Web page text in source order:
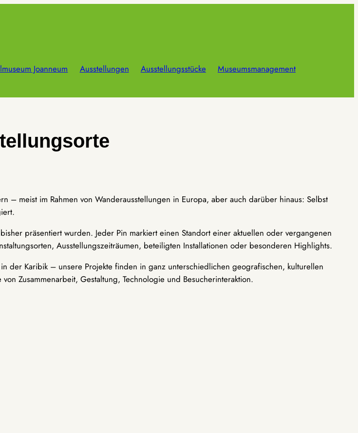
Joanneum Ausstellungen Ausstellungsstücke
Museumsmanagement
– meist im Rahmen von Wanderausstellungen in Europa, aber auch darüber hinaus: Selbst
präsentiert wurden. Jeder Pin markiert einen Standort einer aktuellen oder vergangenen
Ausstellungszeiträumen, beteiligten Installationen oder besonderen Highlights.
der Karibik – unsere Projekte finden in ganz unterschiedlichen geografischen, kulturellen
Zusammenarbeit, Gestaltung, Technologie und Besucherinteraktion.